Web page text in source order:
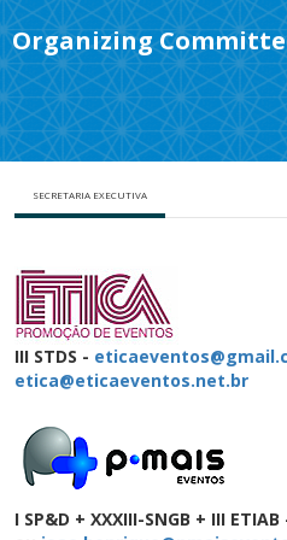
Organizing
SECRETARIA EXECUTIVA
III STDS -
etica@eticaeventos.net.br
I SP&D + XXXIII-SNGB + III